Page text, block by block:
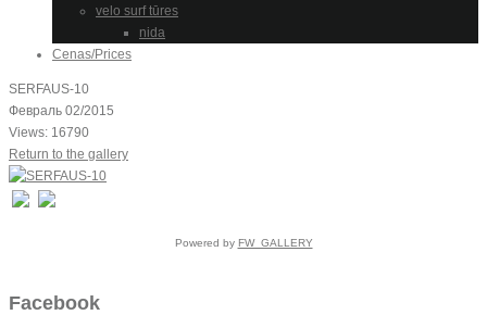
velo surf tūres
nida
Cenas/Prices
SERFAUS-10
Февраль 02/2015
Views: 16790
Return to the gallery
Powered by FW_GALLERY
Facebook